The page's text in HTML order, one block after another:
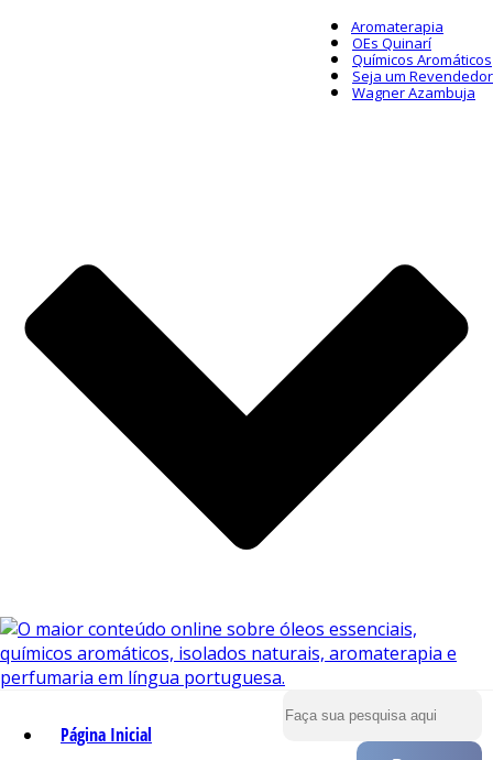
Aromaterapia
OEs Quinarí
Químicos Aromáticos
Seja um Revendedor
Wagner Azambuja
Página Inicial